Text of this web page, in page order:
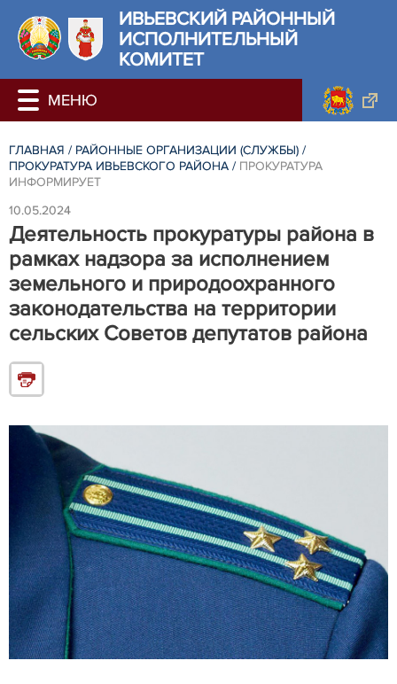
ИВЬЕВСКИЙ РАЙОННЫЙ
ИСПОЛНИТЕЛЬНЫЙ
КОМИТЕТ
ГЛАВНАЯ / РАЙОННЫЕ ОРГАНИЗАЦИИ (СЛУЖБЫ) /
ПРОКУРАТУРА ИВЬЕВСКОГО РАЙОНА / ПРОКУРАТУРА
ИНФОРМИРУЕТ
10.05.2024
Деятельность прокуратуры района в
рамках надзора за исполнением
земельного и природоохранного
законодательства на территории
сельских Советов депутатов района